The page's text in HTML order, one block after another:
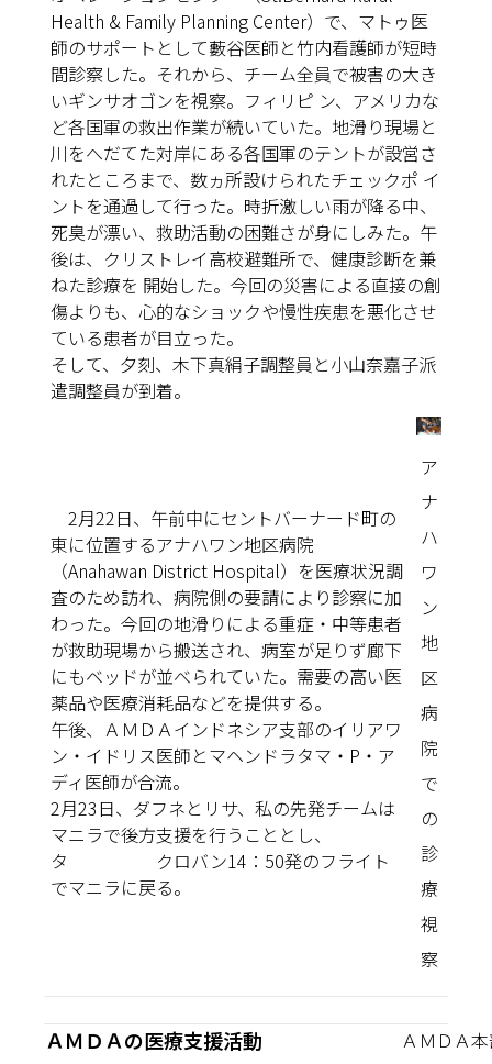
Health & Family Planning Center）で、マトゥ医
師のサポートとして藪谷医師と竹内看護師が短時
間診察した。それから、チーム全員で被害の大き
いギンサオゴンを視察。フィリピ ン、アメリカな
ど各国軍の救出作業が続いていた。地滑り現場と
川をへだてた対岸にある各国軍のテントが設営さ
れたところまで、数ヵ所設けられたチェックポ イ
ントを通過して行った。時折激しい雨が降る中、
死臭が漂い、救助活動の困難さが身にしみた。午
後は、クリストレイ高校避難所で、健康診断を兼
ねた診療を 開始した。今回の災害による直接の創
傷よりも、心的なショックや慢性疾患を悪化させ
ている患者が目立った。
そして、夕刻、木下真絹子調整員と小山奈嘉子派
遣調整員が到着。
2月22日、午前中にセントバーナード町の
東に位置するアナハワン地区病院
（Anahawan District Hospital）を医療状況調
査のため訪れ、病院側の要請により診察に加
わった。今回の地滑りによる重症・中等患者
が救助現場から搬送され、病室が足りず廊下
にもベッドが並べられていた。需要の高い医
薬品や医療消耗品などを提供する。
午後、ＡＭＤＡインドネシア支部のイリアワ
ン・イドリス医師とマヘンドラタマ・P・ア
ディ医師が合流。
2月23日、ダフネとリサ、私の先発チームは
マニラで後方支援を行うこととし、
タ クロバン14：50発のフライト
でマニラに戻る。
ア
ナ
ハ
ワ
ン
地
区
病
院
で
の
診
療
視
察
ＡＭＤＡの医療支援活動
ＡＭＤＡ